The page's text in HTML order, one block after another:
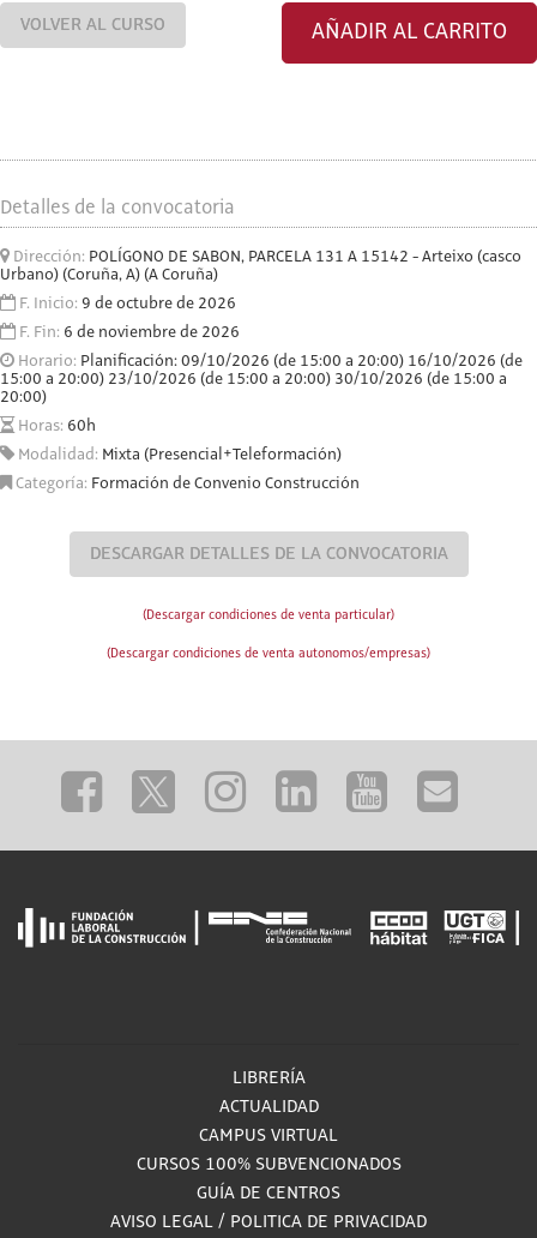
VOLVER AL CURSO AÑADIR AL CARRITO
Detalles de la convocatoria
Dirección: POLÍGONO DE SABON, PARCELA 131 A 15142 - Arteixo (casco
Urbano) (Coruña, A) (A Coruña)
F. Inicio: 9 de octubre de 2026
F. Fin: 6 de noviembre de 2026
Horario: Planificación: 09/10/2026 (de 15:00 a 20:00) 16/10/2026 (de
15:00 a 20:00) 23/10/2026 (de 15:00 a 20:00) 30/10/2026 (de 15:00 a
20:00)
Horas: 60h
Modalidad: Mixta (Presencial+Teleformación)
Categoría: Formación de Convenio Construcción
DESCARGAR DETALLES DE LA CONVOCATORIA
(Descargar condiciones de venta particular)
(Descargar condiciones de venta autonomos/empresas)
LIBRERÍA
ACTUALIDAD
CAMPUS VIRTUAL
CURSOS 100% SUBVENCIONADOS
GUÍA DE CENTROS
AVISO LEGAL / POLITICA DE PRIVACIDAD